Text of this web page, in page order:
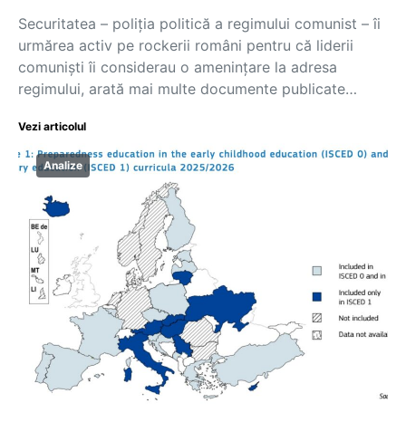
Securitatea – poliția politică a regimului comunist – îi
urmărea activ pe rockerii români pentru că liderii
comuniști îi considerau o amenințare la adresa
regimului, arată mai multe documente publicate…
Vezi articolul
Analize